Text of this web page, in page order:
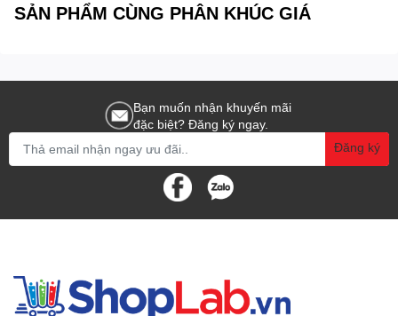
SẢN PHẨM CÙNG PHÂN KHÚC GIÁ
Bạn muốn nhận khuyến mãi
đặc biệt? Đăng ký ngay.
Đăng ký